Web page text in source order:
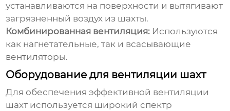
устанавливаются на поверхности и вытягивают
загрязненный воздух из шахты.
Комбинированная вентиляция: Используются
как нагнетательные, так и всасывающие
вентиляторы.
Оборудование для вентиляции шахт
Для обеспечения эффективной вентиляции
шахт используется широкий спектр